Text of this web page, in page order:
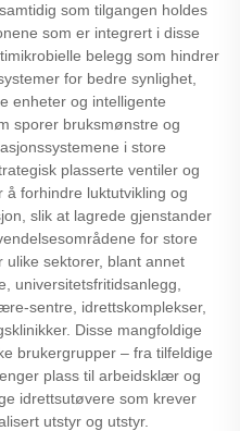
som tilgangen holdes
som er integrert i disse
belegg som hindrer
for bedre synlighet,
enheter og intelligente
sporer bruksmønstre og
i store
plasserte ventiler og
forhindre luktutvikling og
slik at lagrede gjenstander
for store
sektorer, blant annet
universitetsfritidsanlegg,
sentre, idrettskomplekser,
Disse mangfoldige
brukergrupper – fra tilfeldige
plass til arbeidsklær og
idrettsutøvere som krever
utstyr og utstyr.